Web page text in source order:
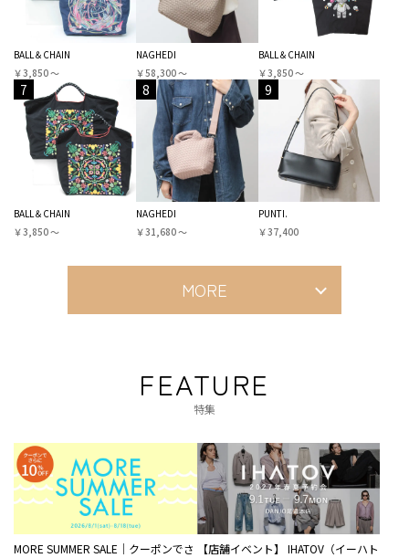
BALL＆CHAIN
￥3,850 〜
NAGHEDI
￥58,300 〜
BALL＆CHAIN
￥3,850 〜
7
BALL＆CHAIN
￥3,850 〜
8
NAGHEDI
￥31,680 〜
9
PUNTI.
￥37,400
MORE
FEATURE
特集
MORE SUMMER SALE｜クーポンでさ
【店舗イベント】 IHATOV（イーハト